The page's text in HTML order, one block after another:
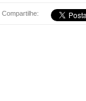
Compartilhe: